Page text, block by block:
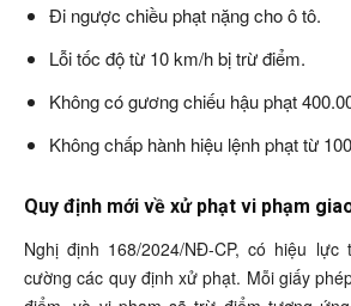
Đi ngược chiều phạt nặng cho ô tô.
Lỗi tốc độ từ 10 km/h bị trừ điểm.
Không có gương chiếu hậu phạt
Không chấp hành hiệu lệnh phạt từ
Quy định mới về xử phạt vi phạm
Nghị định 168/2024/NĐ-CP, có hiệu lực
cường các quy định xử phạt. Mỗi giấy